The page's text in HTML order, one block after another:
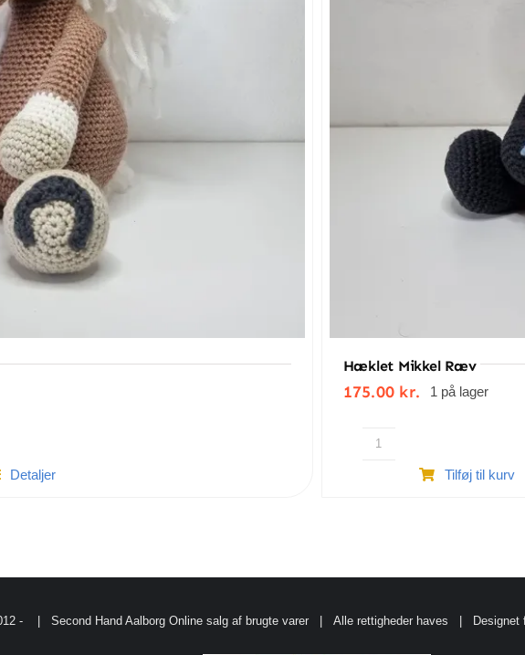
Detaljer
Hæklet Mikkel Ræv
175.00 kr. 1 på lager
Tilføj til kurv
- | Second Hand Aalborg Online salg af brugte varer| Alle rettigheder haves | Designet